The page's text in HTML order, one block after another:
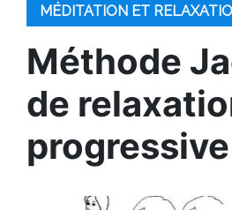
MÉDITATION ET
Méthode
de
progressive